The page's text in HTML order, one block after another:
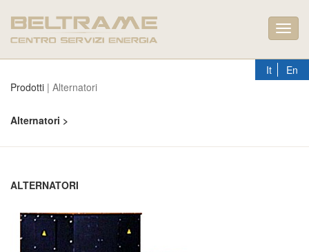
It
En
Prodotti | Alternatori
Alternatori >
ALTERNATORI